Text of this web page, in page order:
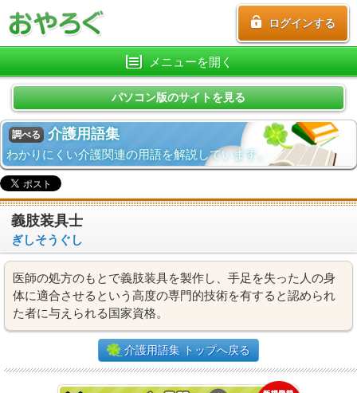
ログインする
メニューを開く
パソコン版のサイトを見る
調べる 介護用語集
わかりにくい介護関連の用語を解説しています。
義肢装具士
ぎしそうぐし
医師の処方のもとで義肢装具を製作し、手足を失った人の身
体に適合させるという高度の専門的技術を有すると認められ
た者に与えられる国家資格。
介護用語集 トップへ戻る